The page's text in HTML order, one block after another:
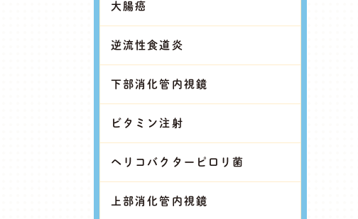
大腸癌
逆流性食道炎
下部消化管内視鏡
ビタミン注射
ヘリコバクターピロリ菌
上部消化管内視鏡